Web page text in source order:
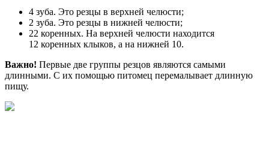
4 зуба. Это резцы в верхней челюсти;
2 зуба. Это резцы в нижней челюсти;
22 коренных. На верхней челюсти находится
12 коренных клыков, а на нижней 10.
Важно! Первые две группы резцов являются самыми
длинными. С их помощью питомец перемалывает длинную
пищу.